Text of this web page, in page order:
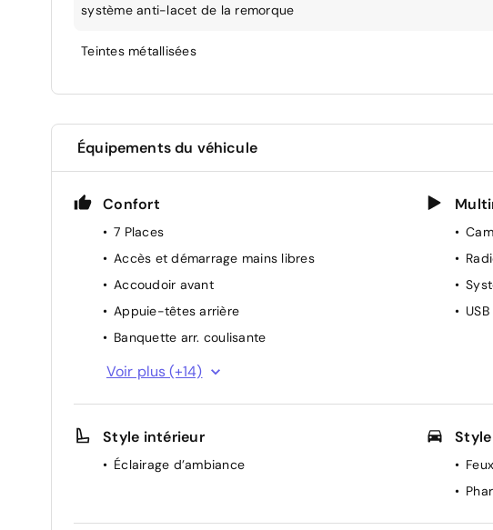
système anti-lacet de la remorque
Teintes métallisées
Équipements du véhicule
Confort
7 Places
Accès et démarrage mains libres
Accoudoir avant
Appuie-têtes arrière
Banquette arr. coulisante
Barres de toit
Commandes au volant
Direction assistée
Peugeot i-Cockpit
Voir plus (+14)
USB
Style intérieur
Éclairage d’ambiance